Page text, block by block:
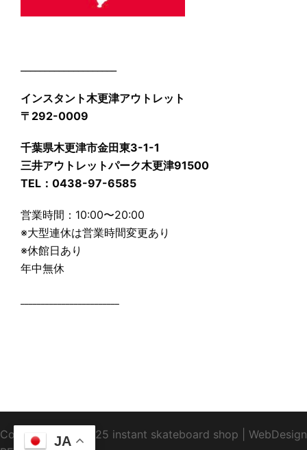
インスタント木更津アウトレット
〒292-0009
千葉県木更津市金田東3-1-1
三井アウトレットパーク木更津91500
TEL：0438-97-6585
営業時間：10:00〜20:00
※大型連休は営業時間変更あり
※休館日あり
年中無休
Copyright1995-2025 instant skateboard shop
WebDesign
JA